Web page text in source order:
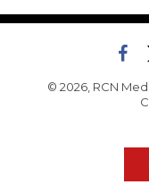
© 2026, RCN